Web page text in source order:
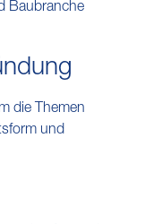
Baubranche
die Themen
und